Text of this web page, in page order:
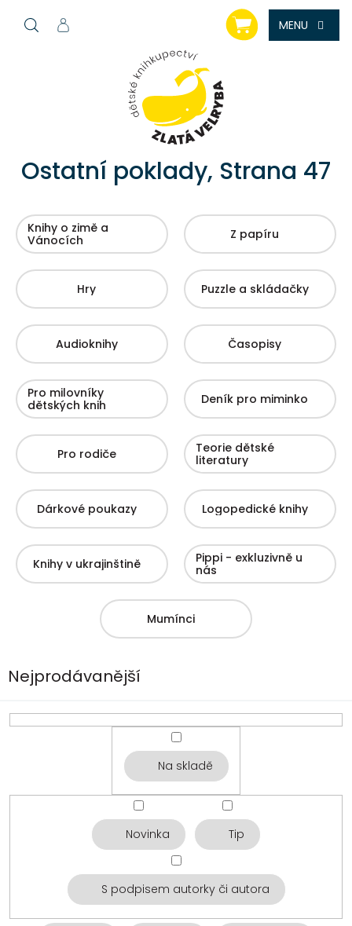
NÁKUPNÍ
KOŠÍK
Ostatní poklady, Strana 47
Knihy o zimě a
Vánocích
Z papíru
Hry Puzzle a skládačky
Audioknihy Časopisy
Pro milovníky
dětských knih
Deník pro miminko
Pro rodiče
Teorie dětské
literatury
Dárkové poukazy Logopedické knihy
Knihy v ukrajinštině
Pippi - exkluzivně u
nás
Mumínci
Nejprodávanější
Na skladě
Novinka Tip
S podpisem autorky či autora